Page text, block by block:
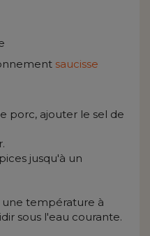
saucisse
porc, ajouter le sel de
jusqu'à un
une température à
sous l'eau courante.